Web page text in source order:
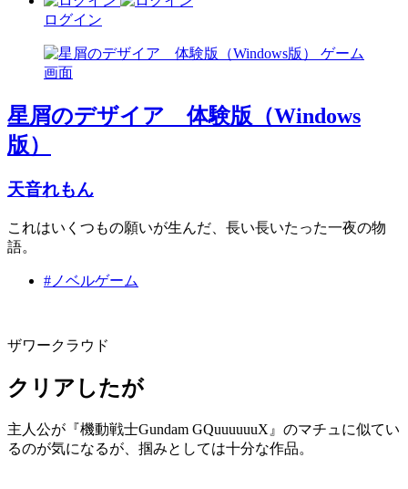
ログイン
星屑のデザイア 体験版（Windows
版）
天音れもん
これはいくつもの願いが生んだ、長い長いたった一夜の物
語。
#ノベルゲーム
ザワークラウド
クリアしたが
主人公が『機動戦士Gundam GQuuuuuuX』のマチュに似てい
るのが気になるが、掴みとしては十分な作品。